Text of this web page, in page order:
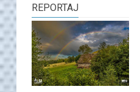
REPORTAJ